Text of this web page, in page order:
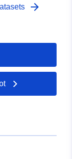
arrow_forward